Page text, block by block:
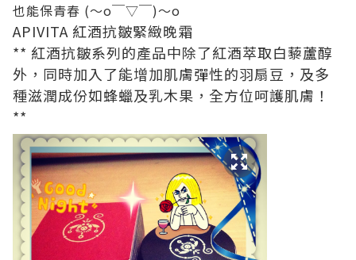
也能保青春 (～o￣▽￣)～o
APIVITA 紅酒抗皺緊緻晚霜
** 紅酒抗皺系列的產品中除了紅酒萃取白藜蘆醇
外，同時加入了能增加肌膚彈性的羽扇豆，及多
種滋潤成份如蜂蠟及乳木果，全方位呵護肌膚！
**